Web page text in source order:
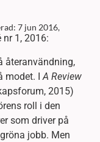
7 jun 2016,
nr 1, 2016:
återanvändning,
modet. I A Review
2015)
roll i den
som driver på
jobb. Men